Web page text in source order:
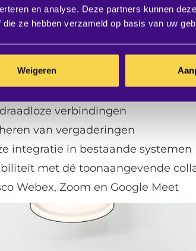
en analyse. Deze partners kunnen
die ze hebben verzameld op basis van uw
Weigeren
van AI bijvoorbeeld aan:
beelden, zelfs in grotere
dankzij de nieuwste
geëlimineerd, je stem kom
transcriptie- en live
verbindingen
van vergaderingen
integratie in bestaande systemen
met dé toonaangevende
Webex, Zoom en Google Meet